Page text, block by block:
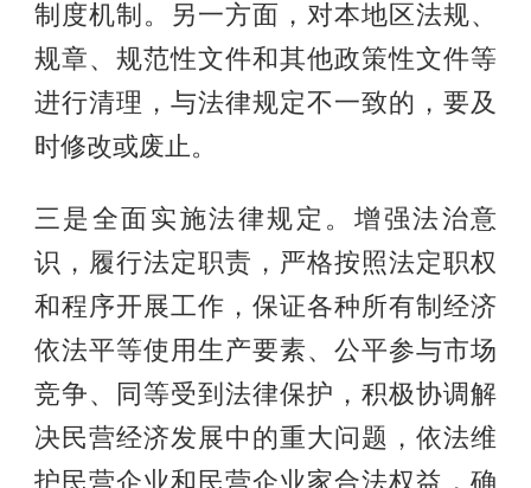
制度机制。另一方面，对本地区法规、
规章、规范性文件和其他政策性文件等
进行清理，与法律规定不一致的，要及
时修改或废止。
三是全面实施法律规定。增强法治意
识，履行法定职责，严格按照法定职权
和程序开展工作，保证各种所有制经济
依法平等使用生产要素、公平参与市场
竞争、同等受到法律保护，积极协调解
决民营经济发展中的重大问题，依法维
护民营企业和民营企业家合法权益，确